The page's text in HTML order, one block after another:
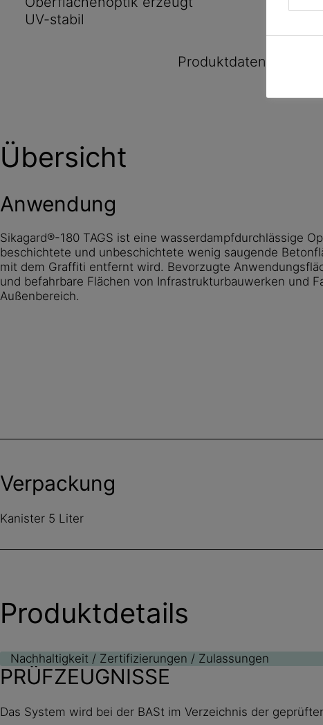
UV-stabil
Produktdatenblatt
Übersicht
Anwendung
Sikagard®-180 TAGS ist eine wasserdampfdurchlässige
beschichtete und unbeschichtete wenig saugende
mit dem Graffiti entfernt wird. Bevorzugte
und befahrbare Flächen von Infrastrukturbauwerken und
Außenbereich.
Verpackung
Kanister 5 Liter
Produktdetails
Nachhaltigkeit / Zertifizierungen / Zulassungen
PRÜFZEUGNISSE
Das System wird bei der BASt im Verzeichnis der